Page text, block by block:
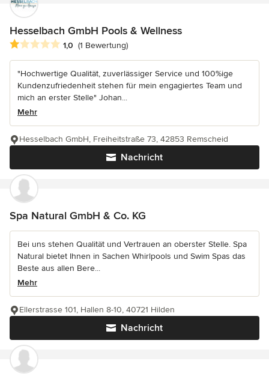
Hesselbach GmbH Pools & Wellness
Durchschnittliche Bewertung: 1 von 5 Sternen
1,0 (1 Bewertung)
"Hochwertige Qualität, zuverlässiger Service und 100%ige
Kundenzufriedenheit stehen für mein engagiertes Team und
mich an erster Stelle" Johan...
Mehr
Nachricht
Hesselbach GmbH, Freiheitstraße 73, 42853 Remscheid
Spa Natural GmbH & Co. KG
Bei uns stehen Qualität und Vertrauen an oberster Stelle. Spa
Natural bietet Ihnen in Sachen Whirlpools und Swim Spas das
Beste aus allen Bere...
Mehr
Nachricht
Ellerstrasse 101, Hallen 8-10, 40721 Hilden